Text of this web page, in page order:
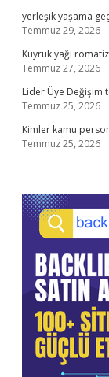
yerleşik yaşama
Temmuz 29, 2026
Kuyruk yağı
Temmuz 27, 2026
Lider Üye Değişim
Temmuz 25, 2026
Kimler kamu
Temmuz 25, 2026